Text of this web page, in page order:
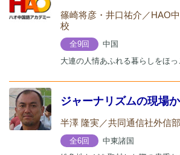
篠崎将彦・井口祐介／HAO
校
全9回
中国
大連の人情あふれる暮らしをほっ
ジャーナリズムの現場
半澤 隆実／共同通信社外信
全6回
中東諸国